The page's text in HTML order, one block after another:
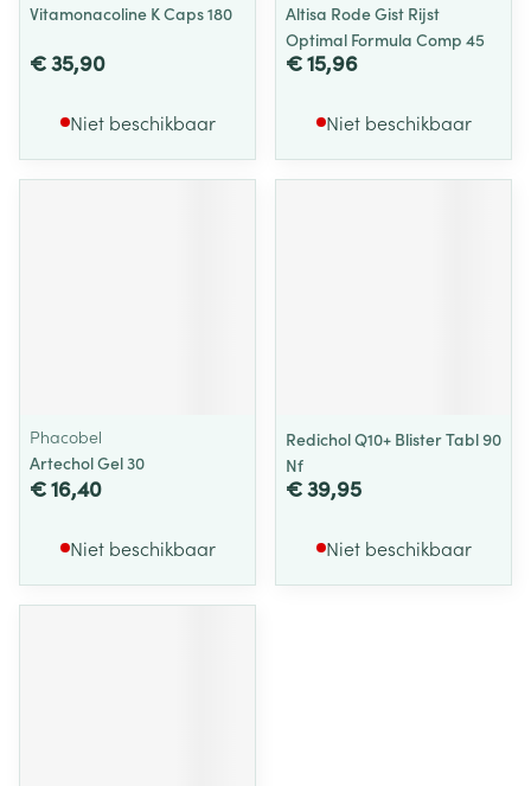
Vitamonacoline K Caps 180
€ 35,90
Niet beschikbaar
Altisa Rode Gist Rijst
Optimal Formula Comp 45
€ 15,96
Niet beschikbaar
Phacobel
Artechol Gel 30
€ 16,40
Niet beschikbaar
Redichol Q10+ Blister Tabl 90
Nf
€ 39,95
Niet beschikbaar